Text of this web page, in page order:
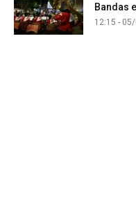
Bandas
12:15 -